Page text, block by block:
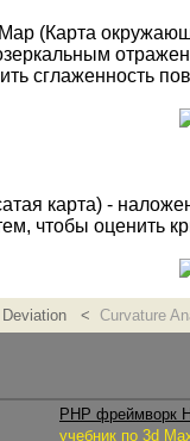
(Карта
сглаженность
карта) -
чтобы оценить
Coordinates
- координаты
точки на
Deviation < Curvature
PHP фреймворк
учебник по 3d